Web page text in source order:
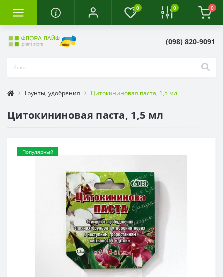
0 0 0
(098) 820-9091
Грунты, удобрения Цитокининовая паста, 1,5 мл
Цитокининовая паста, 1,5 мл
Популярный